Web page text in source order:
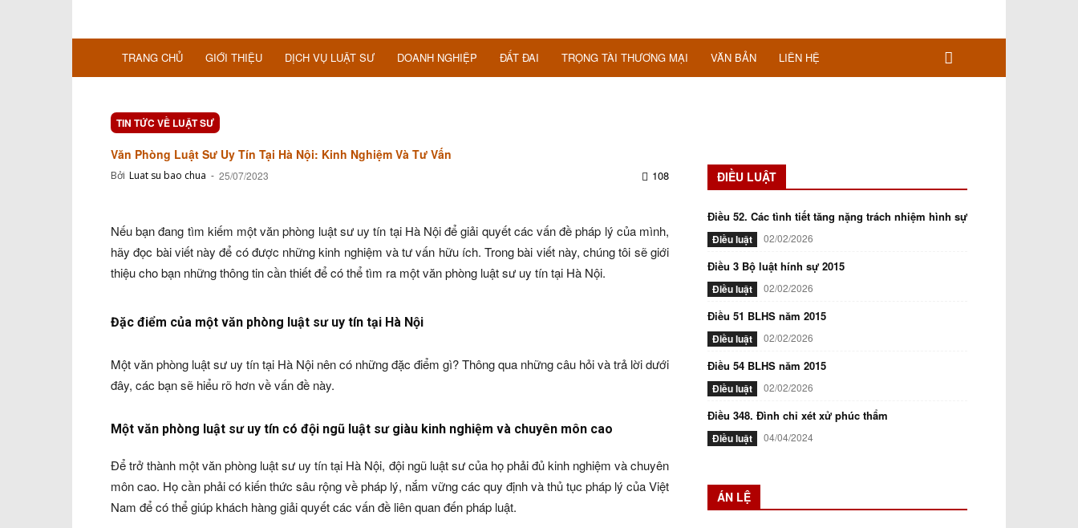
TRANG CHỦ GIỚI THIỆU DỊCH VỤ LUẬT SƯ DOANH NGHIỆP ĐẤT ĐAI TRỌNG TÀI THƯƠNG MẠI VĂN BẢN LIÊN HỆ
TIN TỨC VỀ LUẬT SƯ
Văn Phòng Luật Sư Uy Tín Tại Hà Nội: Kinh Nghiệm Và Tư Vấn
Bởi Luat su bao chua - 25/07/2023 108
Nếu bạn đang tìm kiếm một văn phòng luật sư uy tín tại Hà Nội để giải quyết các vấn đề pháp lý của mình,
hãy đọc bài viết này để có được những kinh nghiệm và tư vấn hữu ích. Trong bài viết này, chúng tôi sẽ giới
thiệu cho bạn những thông tin cần thiết để có thể tìm ra một văn phòng luật sư uy tín tại Hà Nội.
Đặc điểm của một văn phòng luật sư uy tín tại Hà Nội
Một văn phòng luật sư uy tín tại Hà Nội nên có những đặc điểm gì? Thông qua những câu hỏi và trả lời dưới
đây, các bạn sẽ hiểu rõ hơn về vấn đề này.
Một văn phòng luật sư uy tín có đội ngũ luật sư giàu kinh nghiệm và chuyên môn cao
Để trở thành một văn phòng luật sư uy tín tại Hà Nội, đội ngũ luật sư của họ phải đủ kinh nghiệm và chuyên
môn cao. Họ cần phải có kiến thức sâu rộng về pháp lý, nắm vững các quy định và thủ tục pháp lý của Việt
Nam để có thể giúp khách hàng giải quyết các vấn đề liên quan đến pháp luật.
ĐIỀU LUẬT
Điều 52. Các tình tiết tăng nặng trách nhiệm hình sự
Điều luật 02/02/2026
Điều 3 Bộ luật hính sự 2015
Điều luật 02/02/2026
Điều 51 BLHS năm 2015
Điều luật 02/02/2026
Điều 54 BLHS năm 2015
Điều luật 02/02/2026
Điều 348. Đình chỉ xét xử phúc thẩm
Điều luật 04/04/2024
ÁN LỆ